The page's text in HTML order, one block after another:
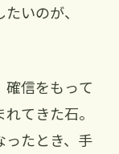
いのが、
信をもって
てきた石。
ったとき、手